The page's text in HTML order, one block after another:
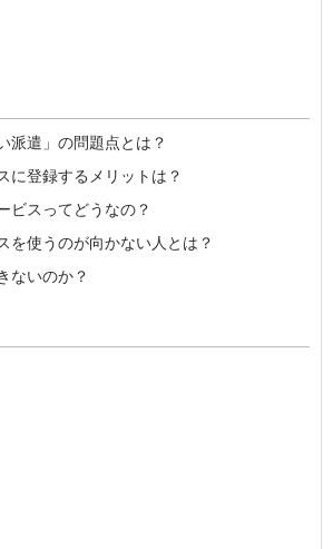
派遣」の問題点とは？
に登録するメリットは？
ビスってどうなの？
を使うのが向かない人とは？
ないのか？